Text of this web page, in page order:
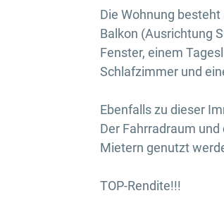
Die Wohnung
Balkon (Ausrichtung
Fenster, einem
Schlafzimmer und
Ebenfalls zu dieser
Der Fahrradraum
Mietern genutzt
TOP-Rendite!!!